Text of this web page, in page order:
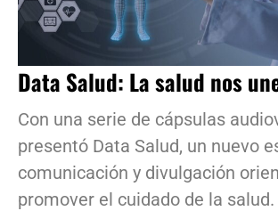
Data Salud: La salud nos
Con una serie de cápsulas
presentó Data Salud, un nuevo
comunicación y divulgación
promover el cuidado de la